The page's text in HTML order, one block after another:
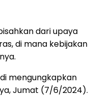
dari upaya
di mana kebijakan
mengungkapkan
Jumat (7/6/2024).